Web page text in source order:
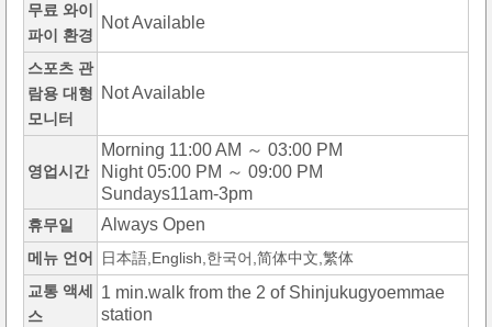
무료 와이
파이 환경
Not Available
스포츠 관
람용 대형
모니터
Not Available
영업시간
Morning 11:00 AM ～ 03:00 PM
Night 05:00 PM ～ 09:00 PM
Sundays11am-3pm
휴무일 Always Open
메뉴 언어
日本語,English,한국어,简体中文,繁体
교통 액세
스
1 min.walk from the 2 of Shinjukugyoemmae
station